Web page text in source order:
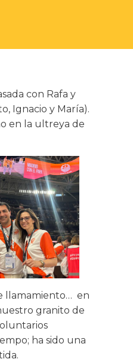
con Rafa y
Ignacio y María).
en la ultreya de
llamamiento… en
granito de
ha sido una